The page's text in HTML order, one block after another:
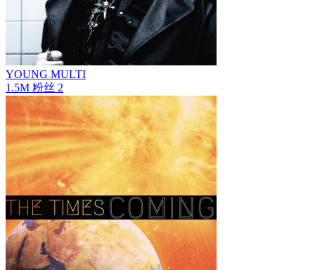
YOUNG MULTI
1.5M 粉丝 2